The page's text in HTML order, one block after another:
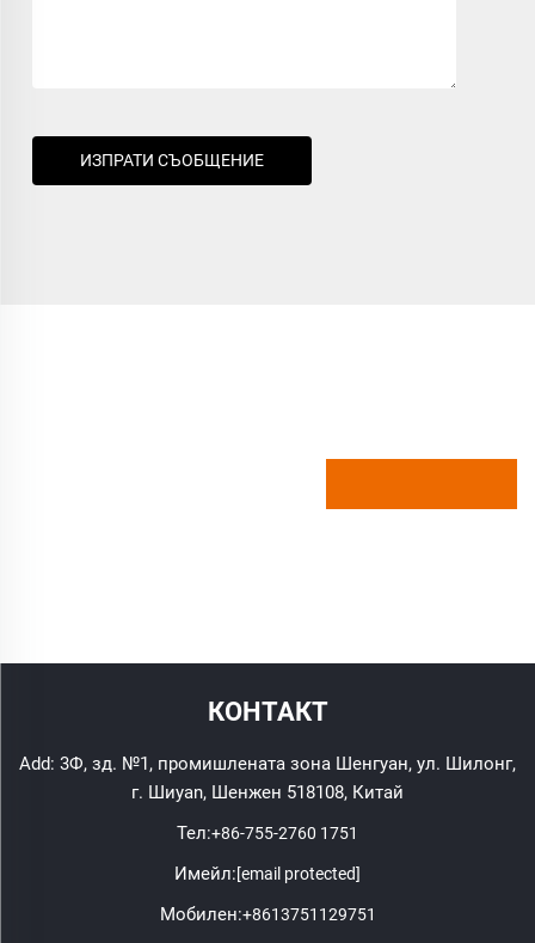
ИЗПРАТИ СЪОБЩЕНИЕ
КОНТАКТ
Add: 3Ф, зд. №1, промишлената зона Шенгуан, ул. Шилонг,
г. Шиyan, Шенжен 518108, Китай
Тел:+86-755-2760 1751
Имейл:[email protected]
Мобилен:+8613751129751